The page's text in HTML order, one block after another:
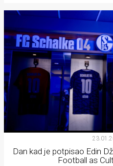
Dan kad je potpisao Edin
Football as